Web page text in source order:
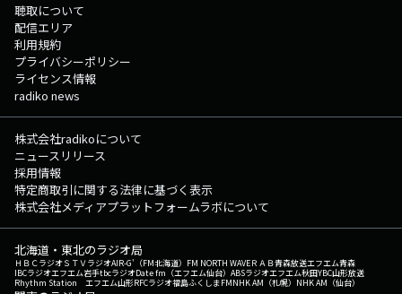
聴取について
配信エリア
利用規約
プライバシーポリシー
ライセンス情報
radiko news
株式会社radikoについて
ニュースリリース
採用情報
特定商取引に関する法律に基づく表示
株式会社メディアプラットフォームラボについて
北海道・東北のラジオ局
ＨＢＣラジオＳＴＶラジオAIR-G'（FM北海道） FM NORTH WAVEＲＡＢ青森放送エフエム青森
IBCラジオエフエム岩手tbcラジオDate fm（エフエム仙台） ABSラジオエフエム秋田YBC山形放送
Rhythm Station エフエム山形RFCラジオ福島ふくしまFMNHK AM（札幌） NHK AM（仙台）